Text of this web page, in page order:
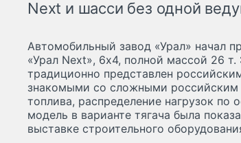
Next и шасси без одной
Автомобильный завод «Урал» начал
«Урал Next», 6х4, полной массой 26
традиционно представлен
знакомыми со сложными российским
топлива, распределение нагрузок по
модель в варианте тягача была
выставке строительного